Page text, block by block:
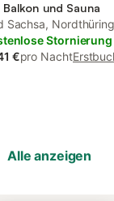
Balkon und Sauna
Sachsa,
Stornierung
€pro Nacht
Alle anzeigen